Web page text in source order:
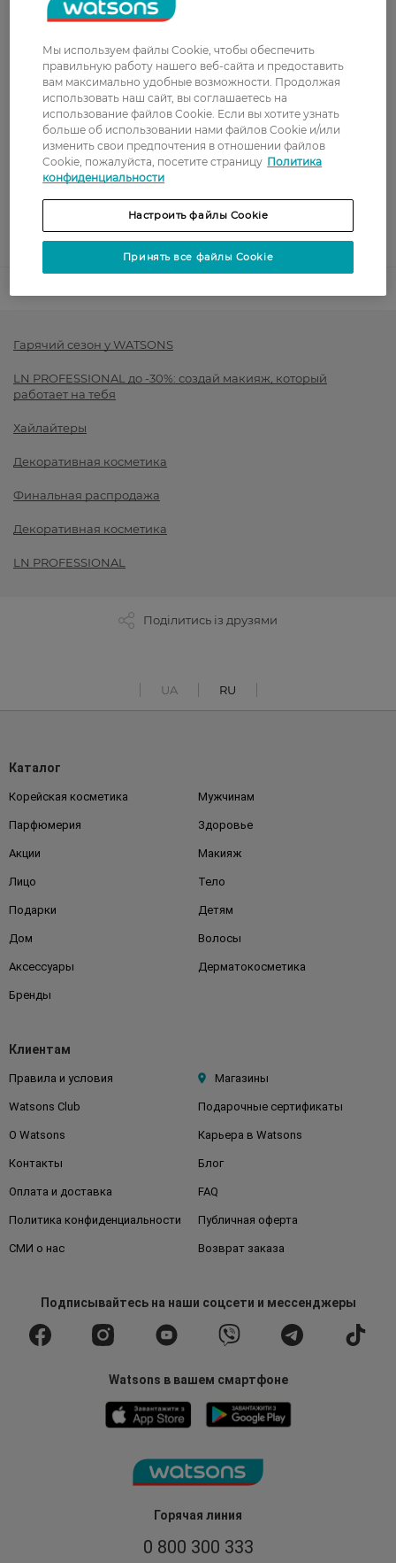
доставка от – 599 грн
Стоимость доставки – 0 грн
Показать больше
Оплата
Оплата картой
Показать больше
Гарячий сезон у WATSONS
LN PROFESSIONAL до -30%: создай макияж, который
работает на тебя
Хайлайтеры
Декоративная косметика
Финальная распродажа
Декоративная косметика
LN PROFESSIONAL
Поділитись із друзями
UA RU
Горячая линия
0 800 300 333
Каталог
Корейская косметика Мужчинам
Парфюмерия Здоровье
Акции Макияж
Лицо Тело
Подарки Детям
Дом Волосы
Аксессуары Дерматокосметика
Бренды
Клиентам
Правила и условия Магазины
Watsons Club Подарочные сертификаты
О Watsons Карьера в Watsons
Контакты Блог
Оплата и доставка FAQ
Политика конфиденциальности Публичная оферта
СМИ о нас Возврат заказа
Подписывайтесьна наши соцсети и мессенджеры
Watsons в вашем смартфоне
Мы используем файлы Cookie, чтобы обеспечить
правильную работу нашего веб-сайта и предоставить
вам максимально удобные возможности. Продолжая
использовать наш сайт, вы соглашаетесь на
использование файлов Cookie. Если вы хотите узнать
больше об использовании нами файлов Cookie и/или
изменить свои предпочтения в отношении файлов
Cookie, пожалуйста, посетите страницу Политика
конфиденциальности
Настроить файлы Cookie
Принять все файлы Cookie